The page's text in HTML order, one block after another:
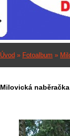
Úvod » Fotoalbum »
Milovická